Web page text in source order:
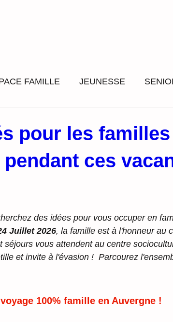
FAMILLE JEUNESSE
pour les familles
ces
des idées pour vous occuper en
Juillet 2026, la famille est à l'honneur au
séjours vous attendent au centre
et invite à l'évasion !  Parcourez
100% famille en Auvergne !